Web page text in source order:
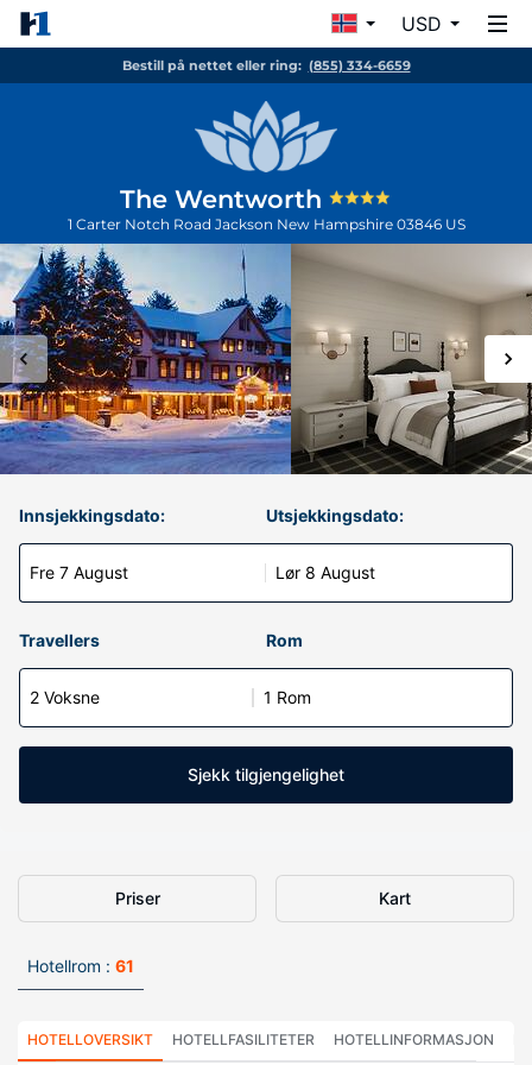
USD
Bestill på nettet eller ring: (855) 334-6659
The Wentworth
1 Carter Notch Road Jackson New Hampshire 03846 US
Innsjekkingsdato:
Fre 7 August
Utsjekkingsdato:
Lør 8 August
Travellers Rom
2 Voksne 1 Rom
Sjekk tilgjengelighet
Priser Kart
Hotellrom : 61
HOTELLOVERSIKT HOTELLFASILITETER HOTELLINFORMASJON